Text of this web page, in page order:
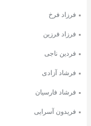
فرزاد فرخ
فرزاد فرزین
فردین ناجی
فرشاد آزادی
فرشاد فارسیان
فریدون آسرایی